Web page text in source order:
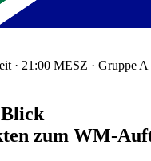
· 21:00 MESZ · Gruppe A
zum WM-